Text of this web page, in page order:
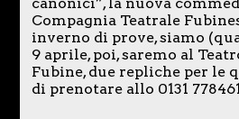
Compagnia Teatrale
inverno di prove, siamo
9 aprile, poi, saremo al
Fubine, due repliche per le
di prenotare allo 0131